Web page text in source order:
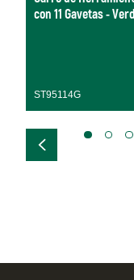
con 11 Gavetas -
ST95114G